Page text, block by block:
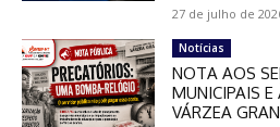
27 de julho de
Notícias
NOTA AOS
MUNICIPAIS
VÁRZEA